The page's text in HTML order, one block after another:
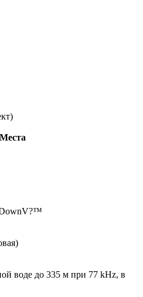
воде до 335 м при 77 kHz, в